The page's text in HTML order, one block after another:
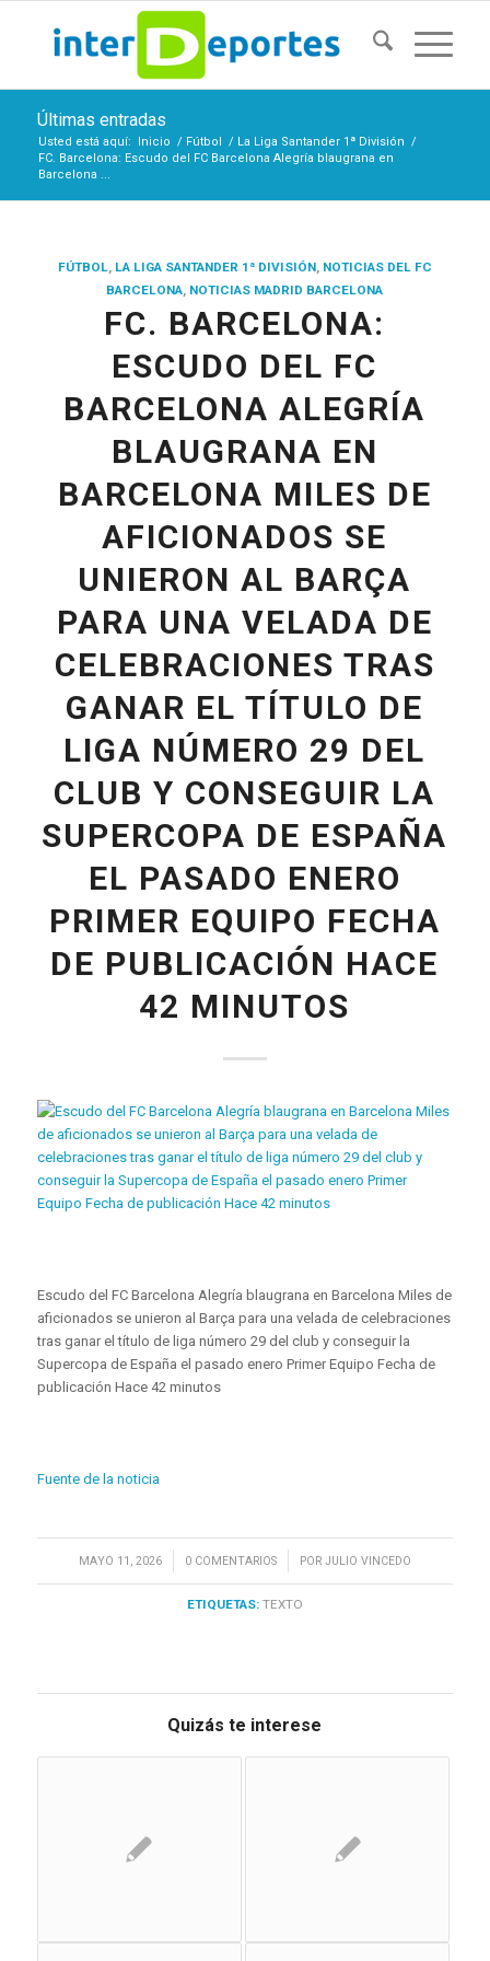
Últimas entradas
Usted está aquí: Inicio / Fútbol / La Liga Santander 1ª División /
FC. Barcelona: Escudo del FC Barcelona Alegría blaugrana en
Barcelona ...
FÚTBOL, LA LIGA SANTANDER 1ª DIVISIÓN, NOTICIAS DEL FC
BARCELONA, NOTICIAS MADRID BARCELONA
FC. BARCELONA:
ESCUDO DEL FC
BARCELONA ALEGRÍA
BLAUGRANA EN
BARCELONA MILES DE
AFICIONADOS SE
UNIERON AL BARÇA
PARA UNA VELADA DE
CELEBRACIONES TRAS
GANAR EL TÍTULO DE
LIGA NÚMERO 29 DEL
CLUB Y CONSEGUIR LA
SUPERCOPA DE ESPAÑA
EL PASADO ENERO
PRIMER EQUIPO FECHA
DE PUBLICACIÓN HACE
42 MINUTOS
Escudo del FC Barcelona Alegría blaugrana en Barcelona Miles de
aficionados se unieron al Barça para una velada de celebraciones
tras ganar el título de liga número 29 del club y conseguir la
Supercopa de España el pasado enero Primer Equipo Fecha de
publicación Hace 42 minutos
Fuente de la noticia
MAYO 11, 2026
/ 0 COMENTARIOS
/ POR JULIO VINCEDO
ETIQUETAS: TEXTO
Quizás te interese